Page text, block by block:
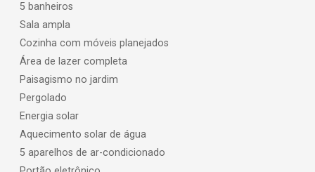
5 banheiros
Sala ampla
Cozinha com móveis planejados
Área de lazer completa
Paisagismo no jardim
Pergolado
Energia solar
Aquecimento solar de água
5 aparelhos de ar-condicionado